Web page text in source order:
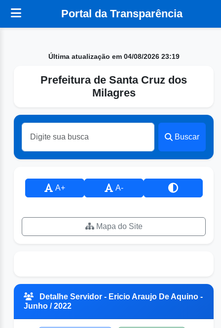
Portal da Transparência
Última atualização em 04/08/2026 23:19
Prefeitura de Santa Cruz dos
Milagres
Buscar
A+ A-
Mapa do Site
Detalhe Servidor - Ericio Araujo De Aquino -
Junho / 2022